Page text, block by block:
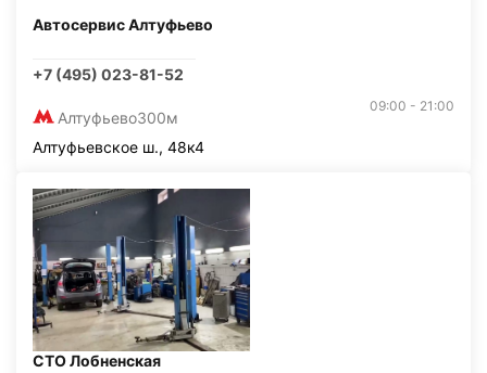
Автосервис Алтуфьево
+7 (495) 023-81-52
Алтуфьево300м
09:00 - 21:00
Алтуфьевское ш., 48к4
СТО Лобненская